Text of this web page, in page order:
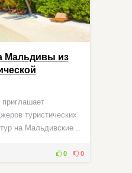
Мальдивы из
туристических
на Мальдивские ..
0 0